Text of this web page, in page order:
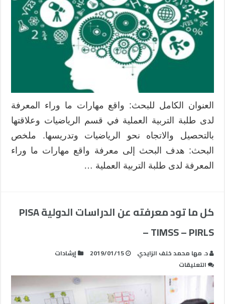
العنوان الكامل للبحث: واقع مهارات ما وراء المعرفة
لدى طلبة التربية العملية في قسم الرياضيات وعلاقتها
بالتحصيل والاتجاه نحو الرياضيات وتدريسها. ملخص
البحث: هدف البحث إلى معرفة واقع مهارات ما وراء
المعرفة لدى طلبة التربية العملية …
كل ما تود معرفته عن الدراسات الدولية PISA
– TIMSS – PIRLS
د. مها محمد خلف الزايدي 2019/01/15
إرشادات
التعليقات
كل
ما